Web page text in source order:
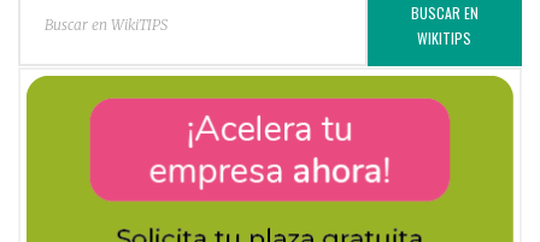
BUSCAR EN
WIKITIPS